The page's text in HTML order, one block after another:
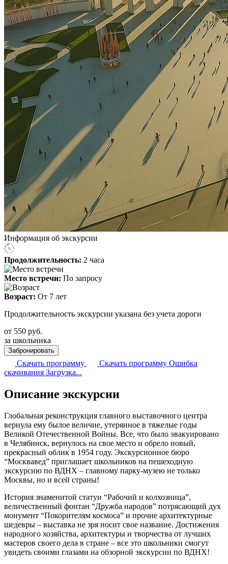
Информация об экскурсии
Продолжительность: 2 часа
Место встречи: По запросу
Возраст: От 7 лет
Продолжительность экскурсии указана без учета дороги
от 550 руб.
за школьника
Забронировать
Скачать программу Скачать программу Ошибка
скачивания Загрузка...
Описание экскурсии
Глобальная реконструкция главного выставочного центра
вернула ему былое величие, утерянное в тяжелые годы
Великой Отечественной Войны. Все, что было эвакуировано
в Челябинск, вернулось на свое место и обрело новый,
прекрасный облик в 1954 году. Экскурсионное бюро
“Москвавед” приглашает школьников на пешеходную
экскурсию по ВДНХ – главному парку-музею не только
Москвы, но и всей страны!
История знаменитой статуи “Рабочий и колхозница”,
величественный фонтан “Дружба народов” потрясающий дух
монумент “Покорителям космоса” и прочие архитектурные
шедевры – выставка не зря носит свое название. Достижения
народного хозяйства, архитектуры и творчества от лучших
мастеров своего дела в стране – все это школьники смогут
увидеть своими глазами на обзорной экскурсии по ВДНХ!